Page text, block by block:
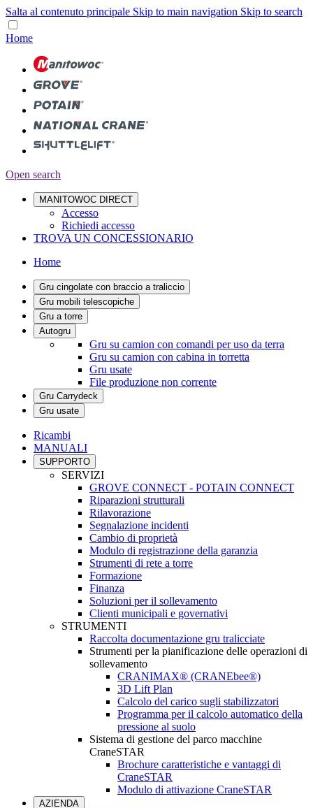
Salta al contenuto principale Skip to main navigation Skip to search
Home
Open search
MANITOWOC DIRECT
Accesso
Richiedi accesso
TROVA UN CONCESSIONARIO
Home
Gru cingolate con braccio a traliccio
Gru mobili telescopiche
Gru a torre
Autogru
Gru su camion con comandi per uso da terra
Gru su camion con cabina in torretta
Gru usate
File produzione non corrente
Gru Carrydeck
Gru usate
Ricambi
MANUALI
SUPPORTO
SERVIZI
GROVE CONNECT - POTAIN CONNECT
Riparazioni strutturali
Rilavorazione
Segnalazione incidenti
Cambio di proprietà
Modulo di registrazione della garanzia
Strumenti di rete a torre
Formazione
Finanza
Soluzioni per il sollevamento
Clienti municipali e governativi
STRUMENTI
Raccolta documentazione gru tralicciate
Strumenti per la pianificazione delle operazioni di
sollevamento
CRANIMAX® (CRANEbee®)
3D Lift Plan
Calcolo del carico sugli stabilizzatori
Programma per il calcolo automatico della
pressione al suolo
Sistema di gestione del parco macchine
CraneSTAR
Brochure caratteristiche e vantaggi di
CraneSTAR
Modulo di attivazione CraneSTAR
AZIENDA